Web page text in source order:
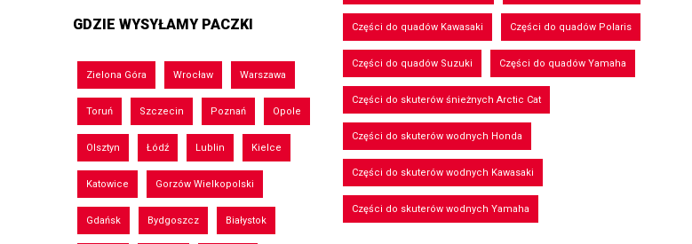
GDZIE WYSYŁAMY PACZKI
Zielona Góra Wrocław Warszawa
Toruń Szczecin Poznań Opole
Olsztyn Łódź Lublin Kielce
Katowice Gorzów Wielkopolski
Gdańsk Bydgoszcz Białystok
Części do quadów Kawasaki Części do quadów Polaris
Części do quadów Suzuki Części do quadów Yamaha
Części do skuterów śnieżnych Arctic Cat
Części do skuterów wodnych Honda
Części do skuterów wodnych Kawasaki
Części do skuterów wodnych Yamaha